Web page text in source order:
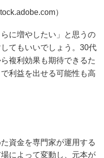
）
に増やしたい」と思うの
てもいいでしょう。30代
複利効果も期待できるた
利益を出せる可能性も高
資金を専門家が運用する
によって変動し、元本が